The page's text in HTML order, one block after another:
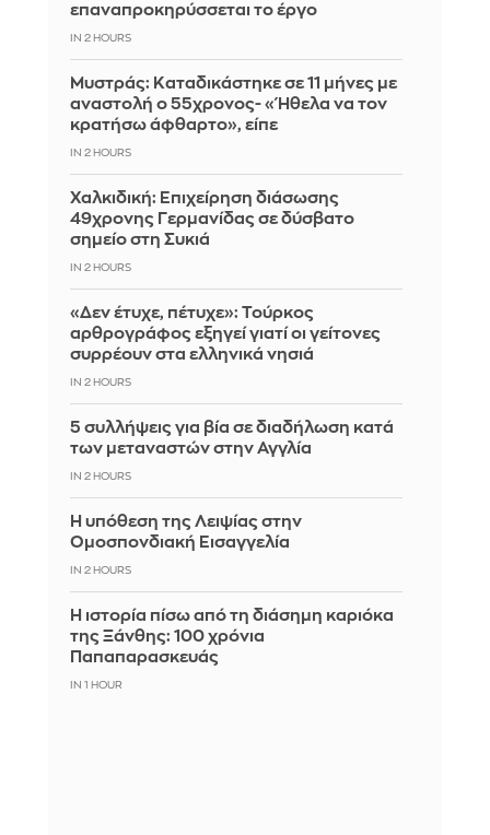
επαναπροκηρύσσεται το έργο
IN 2 HOURS
Μυστράς: Καταδικάστηκε σε 11 μήνες με
αναστολή ο 55χρονος- «Ήθελα να τον
κρατήσω άφθαρτο», είπε
IN 2 HOURS
Χαλκιδική: Επιχείρηση διάσωσης
49χρονης Γερμανίδας σε δύσβατο
σημείο στη Συκιά
IN 2 HOURS
«Δεν έτυχε, πέτυχε»: Τούρκος
αρθρογράφος εξηγεί γιατί οι γείτονες
συρρέουν στα ελληνικά νησιά
IN 2 HOURS
5 συλλήψεις για βία σε διαδήλωση κατά
των μεταναστών στην Αγγλία
IN 2 HOURS
Η υπόθεση της Λειψίας στην
Ομοσπονδιακή Εισαγγελία
IN 2 HOURS
Η ιστορία πίσω από τη διάσημη καριόκα
της Ξάνθης: 100 χρόνια
Παπαπαρασκευάς
IN 1 HOUR